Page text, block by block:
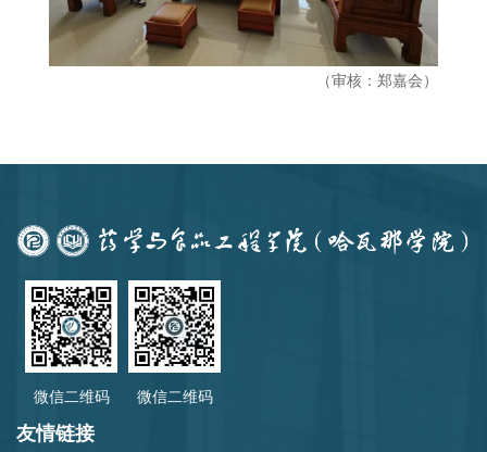
（审核 ：郑嘉会 ）
微信二维码 微信二维码
友情链接